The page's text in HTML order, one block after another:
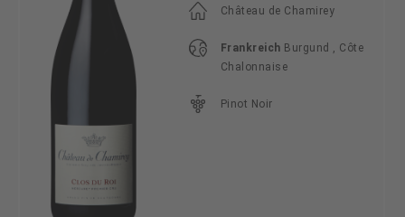
Château de Chamirey
Frankreich Burgund , Côte
Chalonnaise
Pinot Noir